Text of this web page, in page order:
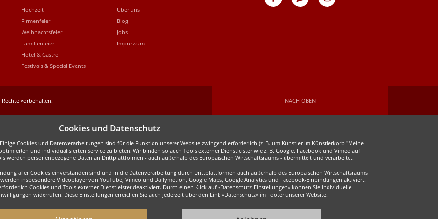
Hochzeit
Firmenfeier
Weihnachtsfeier
Familienfeier
Hotel & Gastro
Festivals & Special Events
Über uns
Blog
Jobs
Impressum
NACH OBEN
Rechte vorbehalten.
Cookies und Datenschutz
Cookies und Datenverarbeitungen sind für die Funktion unserer Website zwingend erforderlich (z. B. um Künstler im Künstlerkorb "Meine
und individualisierten Service zu bieten. Wir binden so auch Tools externer Dienstleister wie z. B. Google, Facebook und Vimeo auf
werden personenbezogene Daten an Drittplattformen - auch außerhalb des Europäischen Wirtschaftsraums - übermittelt und verarbeitet.
aller Cookies einverstanden sind und in die Datenverarbeitung durch Drittplattformen auch außerhalb des Europäischen Wirtschaftsraums
insbesondere Videoplayer von YouTube, Vimeo und Dailymotion, Google Maps, Google Analytics und Facebook-Einbindungen aktiviert.
Cookies und Tools externer Dienstleister deaktiviert. Durch einen Klick auf «Datenschutz-Einstellungen» können Sie individuelle
widerrufen. Diese Einstellungen erreichen Sie auch jederzeit über den Link «Datenschutz» im Footer unserer Website.